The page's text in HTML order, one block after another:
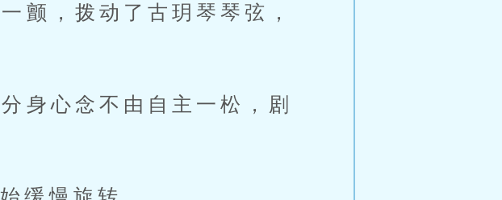
，拨动了古玥琴琴弦，
身心念不由自主一松，剧